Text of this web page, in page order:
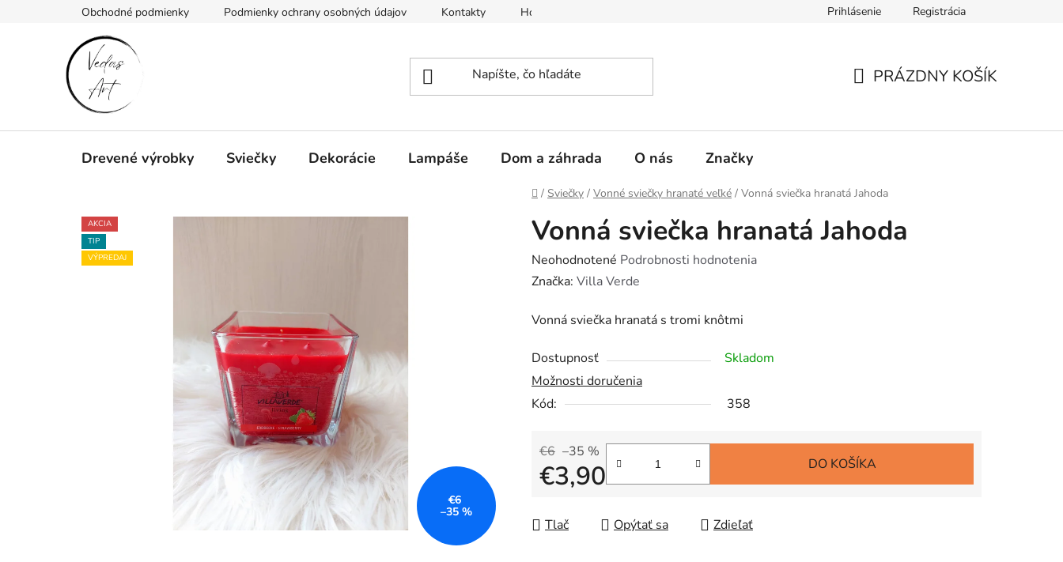
Obchodné podmienky Podmienky ochrany osobných údajov Kontakty Hodnotenie obchodu PRÍLOHA Č. 1 - FORMULÁR PRE REKLAMÁCIU PRÍLOHA Č. 2 -
Prihlásenie Registrácia
KOŠÍK
PRÁZDNY KOŠÍK
Drevené výrobky Sviečky Dekorácie Lampáše Dom a záhrada O nás Značky
Domov
/ Sviečky / Vonné sviečky hranaté veľké / Vonná sviečka hranatá Jahoda
Vonná sviečka hranatá Jahoda
Priemerné
hodnotenie
je
z
5
hviezdičiek.
Neohodnotené Podrobnosti hodnotenia
Značka: Villa Verde
Vonná sviečka hranatá s tromi knôtmi
Dostupnosť
Skladom
Možnosti doručenia
Kód:
358
€6 –35 %
€3,90 DO KOŠÍKA
Tlač Opýtať sa Zdieľať
AKCIA
TIP
VÝPREDAJ
€6
–35 %